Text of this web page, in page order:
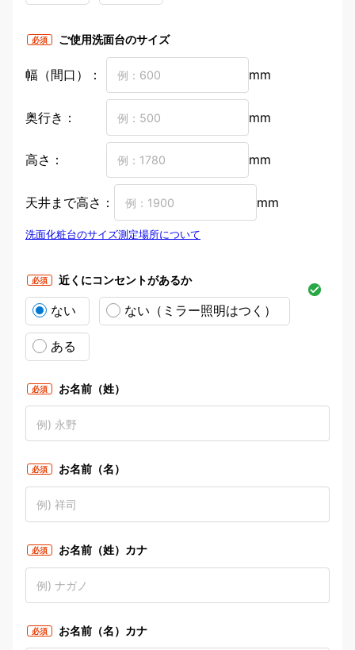
必須 ご使用洗面台のサイズ
幅（間口）： mm
奥行き： mm
高さ： mm
天井まで高さ： mm
洗面化粧台のサイズ測定場所について
洗面化粧台のサイズ測定場所につ
いて
必須 近くにコンセントがあるか
ない ない（ミラー照明はつく）
ある
必須 お名前（姓）
必須 お名前（名）
必須 お名前（姓）カナ
必須 お名前（名）カナ